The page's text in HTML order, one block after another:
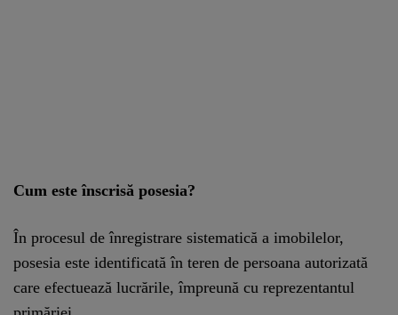
Cum este înscrisă posesia?
În procesul de înregistrare sistematică a imobilelor,
posesia este identificată în teren de persoana autorizată
care efectuează lucrările, împreună cu reprezentantul